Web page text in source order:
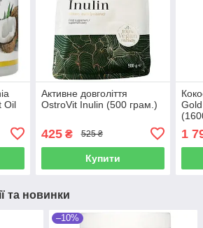
Oil
Активне довголіття
OstroVit Inulin (500 грам.)
425₴ 525 ₴
Купити
1
та новинки
–10%